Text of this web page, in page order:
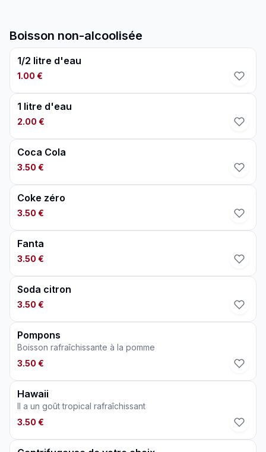
Boisson non-alcoolisée
1/2 litre d'eau
1.00 €
1 litre d'eau
2.00 €
Coca Cola
3.50 €
Coke zéro
3.50 €
Fanta
3.50 €
Soda citron
3.50 €
Pompons
Boisson rafraîchissante à la pomme
3.50 €
Hawaii
Il a un goût tropical rafraîchissant
3.50 €